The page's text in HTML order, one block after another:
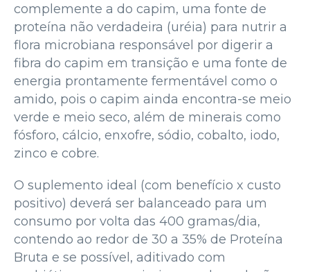
complemente a do capim, uma fonte de
proteína não verdadeira (uréia) para nutrir a
flora microbiana responsável por digerir a
fibra do capim em transição e uma fonte de
energia prontamente fermentável como o
amido, pois o capim ainda encontra-se meio
verde e meio seco, além de minerais como
fósforo, cálcio, enxofre, sódio, cobalto, iodo,
zinco e cobre.
O suplemento ideal (com benefício x custo
positivo) deverá ser balanceado para um
consumo por volta das 400 gramas/dia,
contendo ao redor de 30 a 35% de Proteína
Bruta e se possível, aditivado com